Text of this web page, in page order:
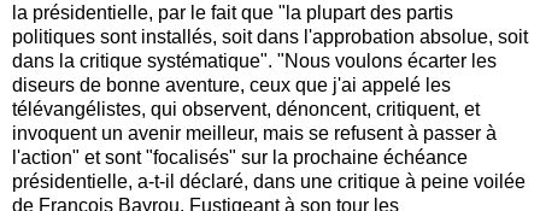
la présidentielle, par le fait que "la plupart des partis
politiques sont installés, soit dans l'approbation absolue, soit
dans la critique systématique". "Nous voulons écarter les
diseurs de bonne aventure, ceux que j'ai appelé les
télévangélistes, qui observent, dénoncent, critiquent, et
invoquent un avenir meilleur, mais se refusent à passer à
l'action" et sont "focalisés" sur la prochaine échéance
présidentielle, a-t-il déclaré, dans une critique à peine voilée
de François Bayrou. Fustigeant à son tour les